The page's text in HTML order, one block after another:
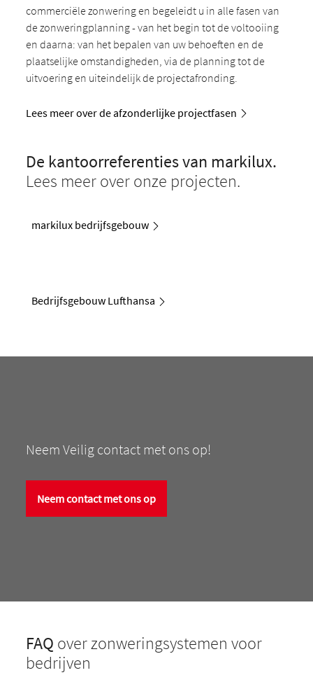
commerciële zonwering en begeleidt u in alle fasen van
de zonweringplanning - van het begin tot de voltooiing
en daarna: van het bepalen van uw behoeften en de
plaatselijke omstandigheden, via de planning tot de
uitvoering en uiteindelijk de projectafronding.
Lees meer over de afzonderlijke projectfasen
De kantoorreferenties van markilux.
Lees meer over onze projecten.
markilux bedrijfsgebouw
Bedrijfsgebouw Lufthansa
Neem Veilig contact met ons op!
Neem contact met ons op
FAQ over zonweringsystemen voor
bedrijven